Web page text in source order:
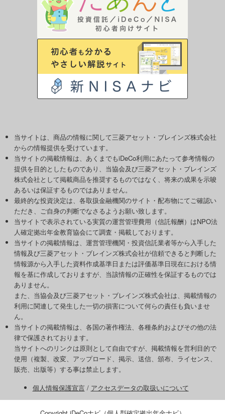
当サイトは、商品の情報に関して三菱アセット・ブレインズ株式会社
からの情報提供を受けています。
当サイトの掲載情報は、あくまでもiDeCo利用にあたって参考情報の
提供を目的としたものであり、当協会及び三菱アセット・ブレインズ
株式会社として掲載商品を推奨するものではなく、将来の成果を示唆
あるいは保証するものではありません。
最終的な投資決定は、各取扱金融機関のサイト・配布物にてご確認い
ただき、ご自身の判断でなさるようお願い致します。
当サイトで表示されている実質の運営管理費用（信託報酬）はNPO法
人確定拠出年金教育協会にて調査・掲載しております。
当サイトの掲載情報は、運営管理機関・投資信託業者等から入手した
情報及び三菱アセット・ブレインズ株式会社が信頼できると判断した
情報源から入手した資料作成基準日または評価基準日現在における情
報を基に作成しておりますが、当該情報の正確性を保証するものでは
ありません。
また、当協会及び三菱アセット・ブレインズ株式会社は、掲載情報の
利用に関連して発生した一切の損害について何らの責任も負いませ
ん。
当サイトの掲載情報は、各国の著作権法、各種条約およびその他の法
律で保護されております。
当サイトへのリンクは原則として自由ですが、掲載情報を営利目的で
使用（複製、改変、アップロード、掲示、送信、頒布、ライセンス、
販売、出版等）する事は禁止します。
個人情報保護宣言/ アクセスデータの取扱いについて